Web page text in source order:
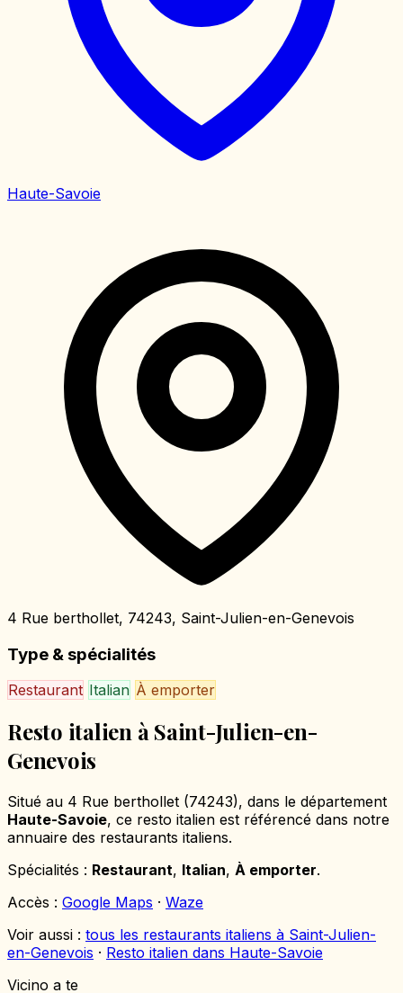
Haute-Savoie
4 Rue berthollet, 74243, Saint-Julien-en-Genevois
Type & spécialités
Restaurant Italian À emporter
Resto italien à Saint-Julien-en-
Genevois
Situé au 4 Rue berthollet (74243), dans le département
Haute-Savoie, ce resto italien est référencé dans notre
annuaire des restaurants italiens.
Spécialités : Restaurant, Italian, À emporter.
Accès : Google Maps · Waze
Voir aussi : tous les restaurants italiens à Saint-Julien-
en-Genevois · Resto italien dans Haute-Savoie
Vicino a te